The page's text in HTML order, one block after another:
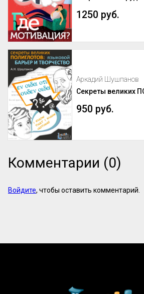
1250 руб.
Аркадий Шушпанов
Секреты великих
950 руб.
Комментарии (0)
Войдите, чтобы оставить комментарий.